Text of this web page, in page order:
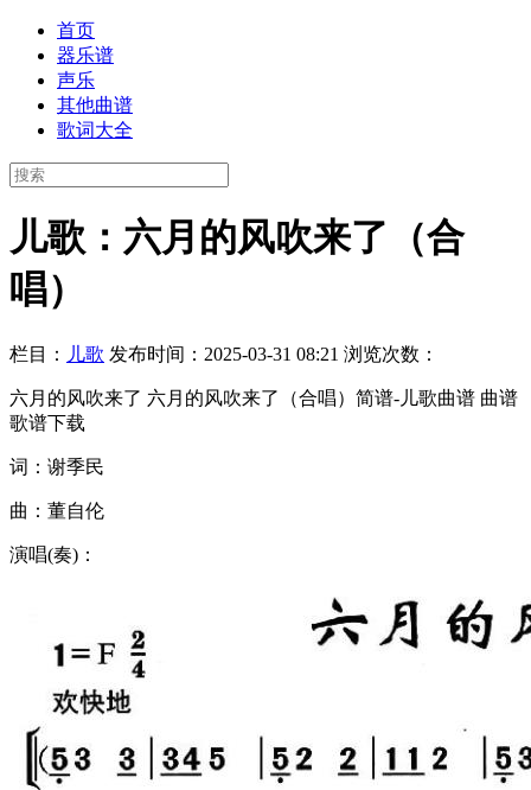
首页
器乐谱
声乐
其他曲谱
歌词大全
儿歌：六月的风吹来了（合
唱）
栏目： 儿歌 发布时间：2025-03-31 08:21 浏览次数：
六月的风吹来了 六月的风吹来了（合唱）简谱-儿歌曲谱 曲谱
歌谱下载
词：谢季民
曲：董自伦
演唱(奏)：